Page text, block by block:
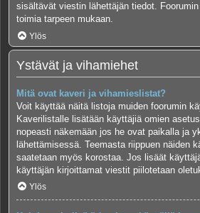
sisältävät viestin lähettäjän tiedot.
toimia tarpeen mukaan.
Ylös
Ystävät ja vihamiehet
Mitä ovat kaveri ja vihamieslistat?
Voit käyttää näitä listoja muiden foorumin
Kaverilistalle lisätään käyttäjiä omien
nopeasti näkemään jos he ovat paikalla ja
lähettämisessä. Teemasta riippuen näiden
saatetaan myös korostaa. Jos lisäät
käyttäjän kirjoittamat viestit piilotetaan
Ylös